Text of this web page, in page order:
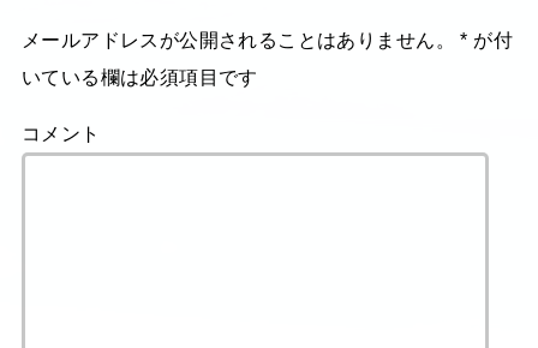
メールアドレスが公開されることはありません。 * が付
いている欄は必須項目です
コメント